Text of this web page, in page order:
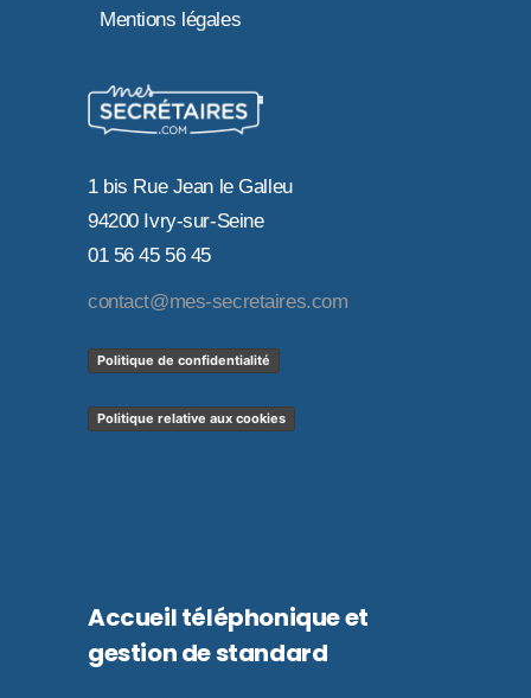
Mentions légales
1 bis Rue Jean le Galleu
94200 Ivry-sur-Seine
01 56 45 56 45
contact@mes-secretaires.com
Politique de confidentialité
Politique relative aux cookies
Accueil téléphonique et
gestion de standard